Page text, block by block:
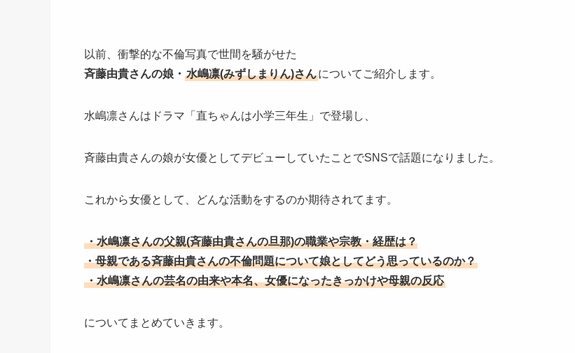
以前、衝撃的な不倫写真で世間を騒がせた
斉藤由貴さんの娘・ 水嶋凛(みずしまりん)さんについてご紹介します。
水嶋凛さんはドラマ「直ちゃんは小学三年生」で登場し、
斉藤由貴さんの娘が女優としてデビューしていたことでSNSで話題になりました。
これから女優として、どんな活動をするのか期待されてます。
・水嶋凛さんの父親(斉藤由貴さんの旦那)の職業や宗教・経歴は？
・母親である斉藤由貴さんの不倫問題について娘としてどう思っているのか？
・水嶋凛さんの芸名の由来や本名、女優になったきっかけや母親の反応
についてまとめていきます。